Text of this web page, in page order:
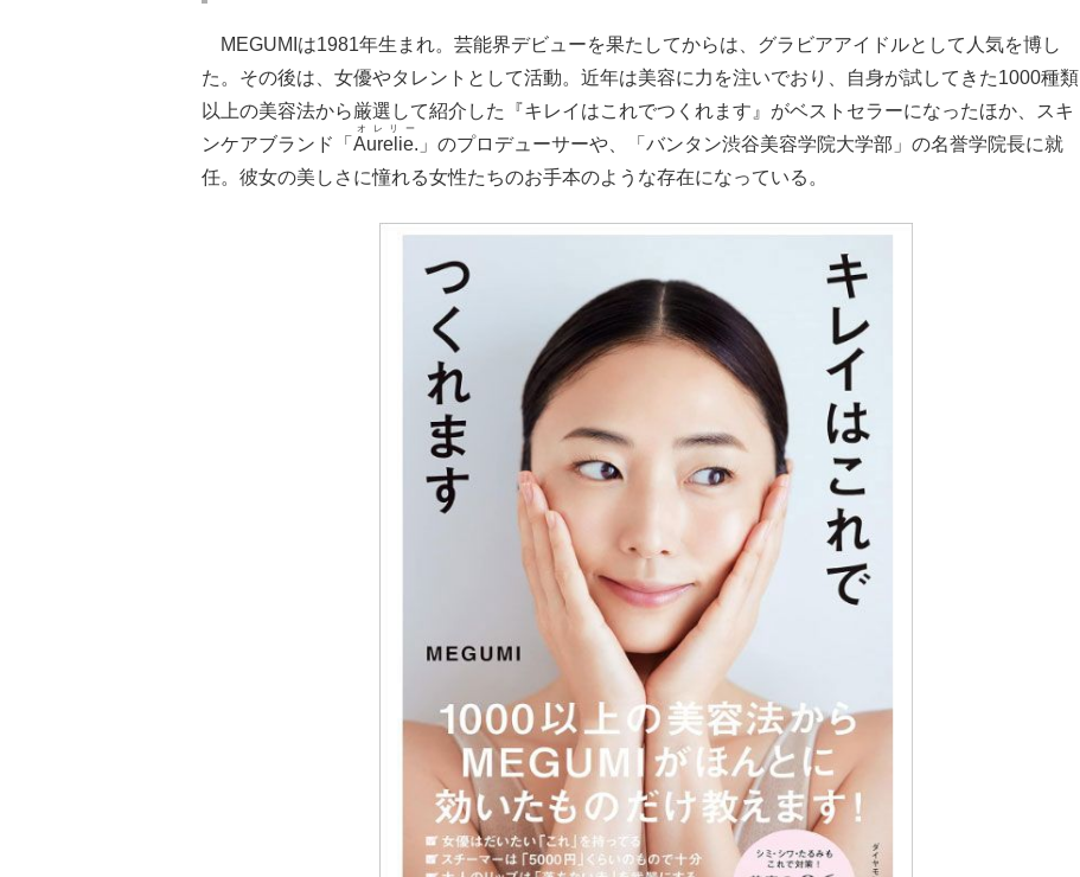
MEGUMIは1981年生まれ。芸能界デビューを果たしてからは、グラビアアイドルとして人気を博し
た。その後は、女優やタレントとして活動。近年は美容に力を注いでおり、自身が試してきた1000種類
以上の美容法から厳選して紹介した『キレイはこれでつくれます』がベストセラーになったほか、スキ
ンケアブランド「 Aurelie.
オレリー
」のプロデューサーや、「バンタン渋谷美容学院大学部」の名誉学院長に就
任。彼女の美しさに憧れる女性たちのお手本のような存在になっている。